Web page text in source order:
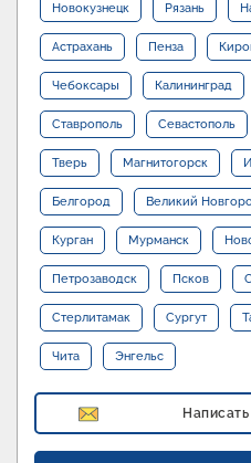
Новокузнецк Рязань
Астрахань Пенза
Чебоксары Калининград
Ставрополь Севастополь
Тверь Магнитогорск
Белгород Великий
Курган Мурманск
Петрозаводск Псков
Стерлитамак Сургут
Чита Энгельс